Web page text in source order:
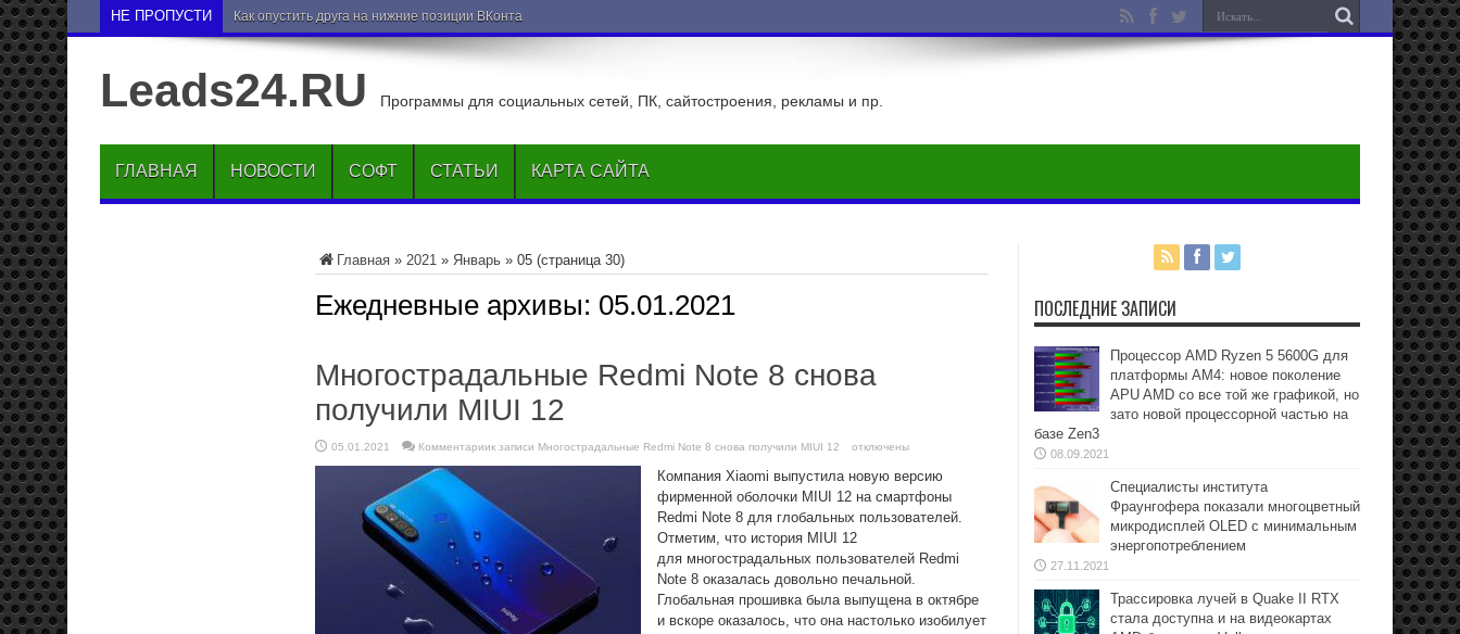
НЕ ПРОПУСТИ Как опустить друга на нижние позиции ВКонтакте
Leads24.RU Программы для социальных сетей, ПК, сайтостроения, рекламы и пр.
ГЛАВНАЯ НОВОСТИ СОФТ СТАТЬИ КАРТА САЙТА
Главная » 2021 » Январь » 05 (страница 30)
Ежедневные архивы: 05.01.2021
Многострадальные Redmi Note 8 снова
получили MIUI 12
05.01.2021 Комментариик записи Многострадальные Redmi Note 8 снова получили MIUI 12 отключены
Компания Xiaomi выпустила новую версию
фирменной оболочки MIUI 12 на смартфоны
Redmi Note 8 для глобальных пользователей.
Отметим, что история MIUI 12
для многострадальных пользователей Redmi
Note 8 оказалась довольно печальной.
Глобальная прошивка была выпущена в октябре
и вскоре оказалось, что она настолько изобилует
ПОСЛЕДНИЕ ЗАПИСИ
Процессор AMD Ryzen 5 5600G для
платформы АМ4: новое поколение
APU AMD со все той же графикой, но
зато новой процессорной частью на
базе Zen3
08.09.2021
Специалисты института
Фраунгофера показали многоцветный
микродисплей OLED с минимальным
энергопотреблением
27.11.2021
Трассировка лучей в Quake II RTX
стала доступна и на видеокартах